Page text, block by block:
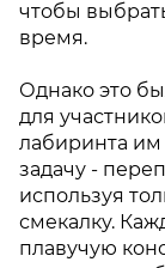
чтобы
время.
Однако это
для
лабиринта
задачу -
используя
смекалку.
плавучую